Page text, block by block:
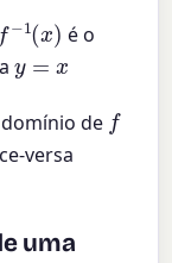
1(x )
é o
=x
de
f
versa
uma